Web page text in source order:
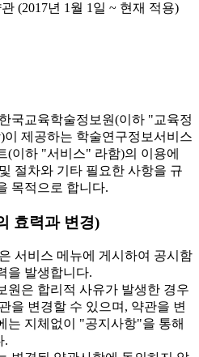
(2017년 1월 1일 ~ 현재 적용)
국교육학술정보원(이하 "교육정
이 제공하는 학술연구정보서비스
(이하 "서비스" 라함)의 이용에
절차와 기타 필요한 사항을 규
목적으로 합니다.
효력과 변경)
서비스 메뉴에 게시하여 공시함
을 발생합니다.
은 합리적 사유가 발생한 경우
을 변경할 수 있으며, 약관을 변
는 지체없이 "공지사항"을 통해
.